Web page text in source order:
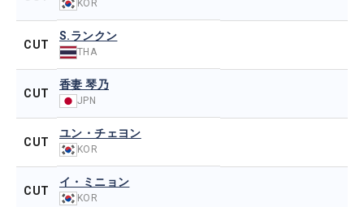
KOR
CUT
S.ランクン
THA
CUT
香妻 琴乃
JPN
CUT
ユン・チェヨン
KOR
CUT
イ・ミニョン
KOR